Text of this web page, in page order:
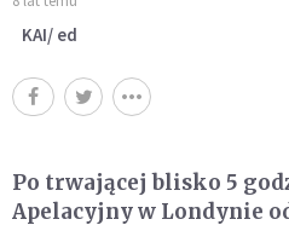
KAI/ ed
Po trwającej blisko 5
Apelacyjny w Londynie